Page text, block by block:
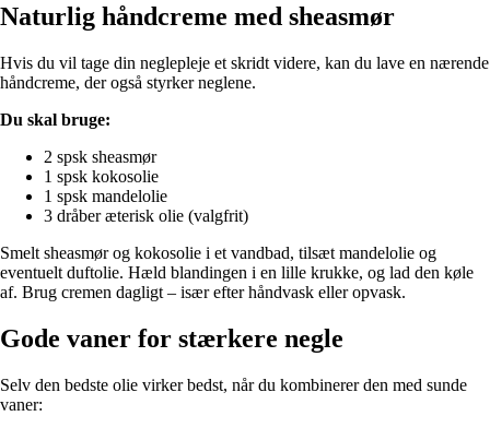
Naturlig håndcreme med sheasmør
Hvis du vil tage din neglepleje et skridt videre, kan du lave en nærende
håndcreme, der også styrker neglene.
Du skal bruge:
2 spsk sheasmør
1 spsk kokosolie
1 spsk mandelolie
3 dråber æterisk olie (valgfrit)
Smelt sheasmør og kokosolie i et vandbad, tilsæt mandelolie og
eventuelt duftolie. Hæld blandingen i en lille krukke, og lad den køle
af. Brug cremen dagligt – især efter håndvask eller opvask.
Gode vaner for stærkere negle
Selv den bedste olie virker bedst, når du kombinerer den med sunde
vaner: